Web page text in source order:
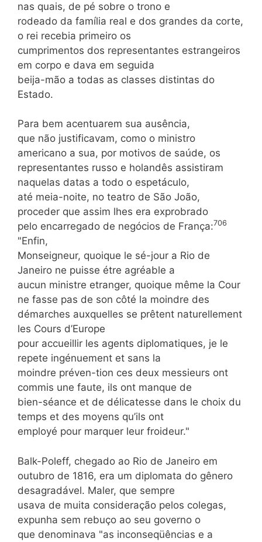
nas quais, de pé sobre o trono e
rodeado da família real e dos grandes da corte,
o rei recebia primeiro os
cumprimentos dos representantes estrangeiros
em corpo e dava em seguida
beija-mão a todas as classes distintas do
Estado.
Para bem acentuarem sua ausência,
que não justificavam, como o ministro
americano a sua, por motivos de saúde, os
representantes russo e holandês assistiram
naquelas datas a todo o espetáculo,
até meia-noite, no teatro de São João,
proceder que assim lhes era exprobrado
pelo encarregado de negócios de França:706
"Enfin,
Monseigneur, quoique le sé-jour a Rio de
Janeiro ne puisse étre agréable a
aucun ministre etranger, quoique même la Cour
ne fasse pas de son côté la moindre des
démarches auxquelles se prêtent naturellement
les Cours d’Europe
pour accueillir les agents diplomatiques, je le
repete ingénuement et sans la
moindre préven-tion ces deux messieurs ont
commis une faute, ils ont manque de
bien-séance et de délicatesse dans le choix du
temps et des moyens qu’ils ont
employé pour marquer leur froideur."
Balk-Poleff, chegado ao Rio de Janeiro em
outubro de 1816, era um diplomata do gênero
desagradável. Maler, que sempre
usava de muita consideração pelos colegas,
expunha sem rebuço ao seu governo o
que denominava "as inconseqüências e a